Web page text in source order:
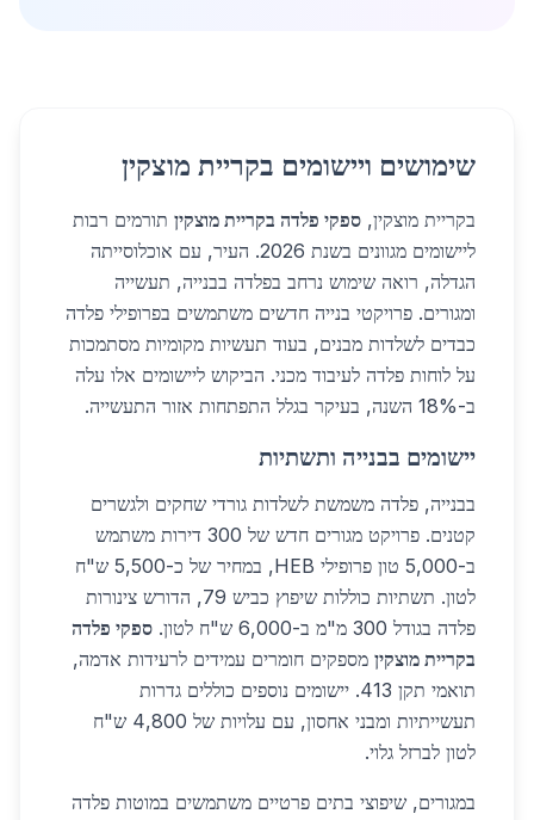
שימושים ויישומים בקריית מוצקין
בקריית מוצקין, ספקי פלדה בקריית מוצקין תורמים רבות
ליישומים מגוונים בשנת 2026. העיר, עם אוכלוסייתה
הגדלה, רואה שימוש נרחב בפלדה בבנייה, תעשייה
ומגורים. פרויקטי בנייה חדשים משתמשים בפרופילי פלדה
כבדים לשלדות מבנים, בעוד תעשיות מקומיות מסתמכות
על לוחות פלדה לעיבוד מכני. הביקוש ליישומים אלו עלה
ב-18% השנה, בעיקר בגלל התפתחות אזור התעשייה.
יישומים בבנייה ותשתיות
בבנייה, פלדה משמשת לשלדות גורדי שחקים ולגשרים
קטנים. פרויקט מגורים חדש של 300 דירות משתמש
ב-5,000 טון פרופילי HEB, במחיר של כ-5,500 ש"ח
לטון. תשתיות כוללות שיפוץ כביש 79, הדורש צינורות
פלדה בגודל 300 מ"מ ב-6,000 ש"ח לטון.
ספקי פלדה
בקריית מוצקין מספקים חומרים עמידים לרעידות אדמה,
תואמי תקן 413. יישומים נוספים כוללים גדרות
תעשייתיות ומבני אחסון, עם עלויות של 4,800 ש"ח
לטון לברזל גלוי.
במגורים, שיפוצי בתים פרטיים משתמשים במוטות פלדה